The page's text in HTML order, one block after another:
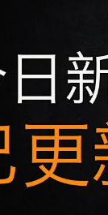
先确认页面标
需要继续浏览
移动端访问建
同类推荐
免费吃瓜链接